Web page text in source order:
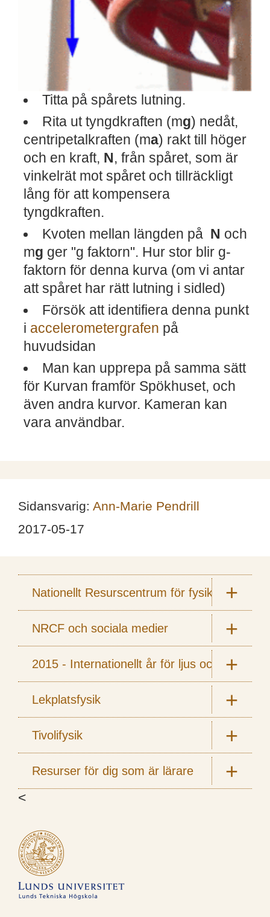
Titta på spårets lutning.
Rita ut tyngdkraften (mg) nedåt,
centripetalkraften (ma) rakt till höger
och en kraft, N, från spåret, som är
vinkelrät mot spåret och tillräckligt
lång för att kompensera
tyngdkraften.
Kvoten mellan längden på N och
mg ger "g faktorn". Hur stor blir g-
faktorn för denna kurva (om vi antar
att spåret har rätt lutning i sidled)
Försök att identifiera denna punkt
i accelerometergrafen på
huvudsidan
Man kan upprepa på samma sätt
för Kurvan framför Spökhuset, och
även andra kurvor. Kameran kan
vara användbar.
Sidansvarig: Ann-Marie Pendrill
2017-05-17
Nationellt Resurscentrum för fysik
NRCF och sociala medier
2015 - Internationellt år för ljus och
Lekplatsfysik
Tivolifysik
Resurser för dig som är lärare
<